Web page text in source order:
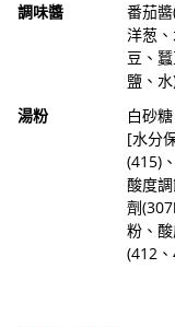
調味醬
番茄
洋葱
豆、
鹽、
湯粉
白砂
[水分
(415)
酸度
劑
粉、
(412